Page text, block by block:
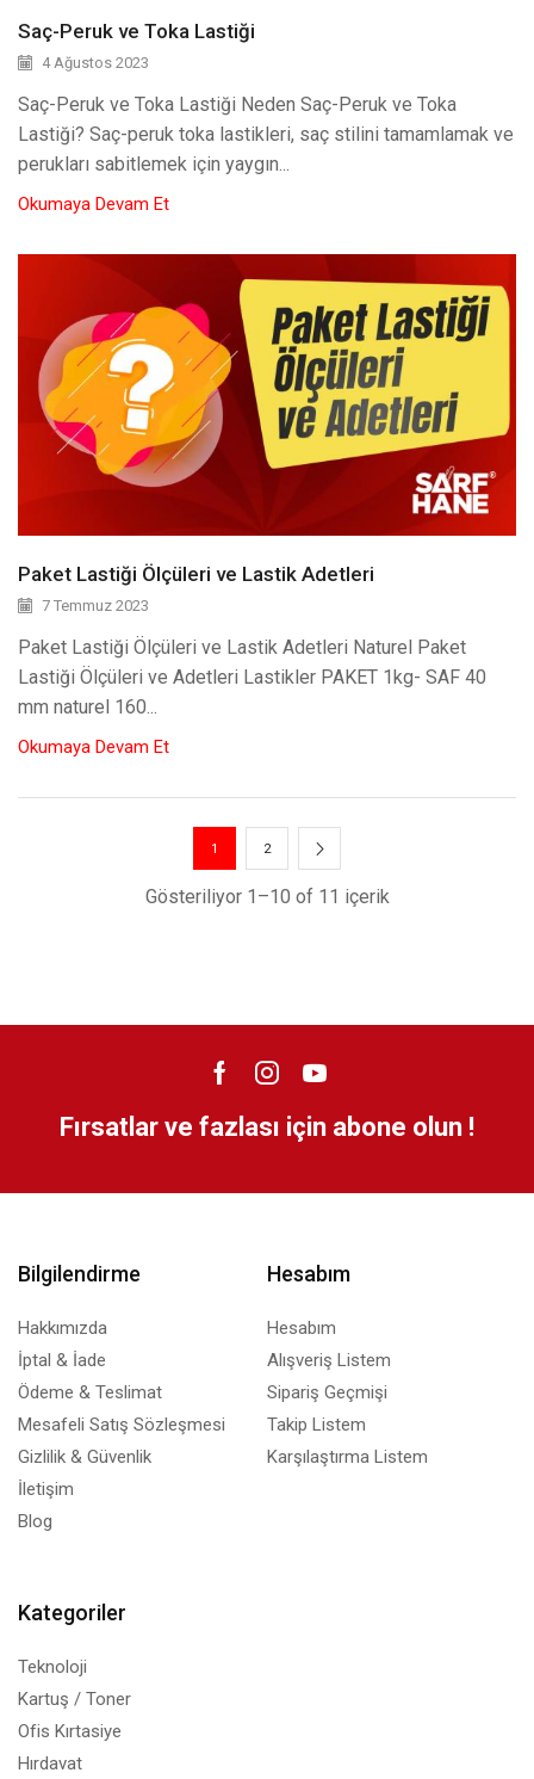
Saç-Peruk ve Toka Lastiği
4 Ağustos 2023
Saç-Peruk ve Toka Lastiği Neden Saç-Peruk ve Toka
Lastiği? Saç-peruk toka lastikleri, saç stilini tamamlamak ve
perukları sabitlemek için yaygın...
Okumaya Devam Et
Paket Lastiği Ölçüleri ve Lastik Adetleri
7 Temmuz 2023
Paket Lastiği Ölçüleri ve Lastik Adetleri Naturel Paket
Lastiği Ölçüleri ve Adetleri Lastikler PAKET 1kg- SAF 40
mm naturel 160...
Okumaya Devam Et
Gösteriliyor 1–10 of 11 içerik
1 2
Fırsatlar ve fazlası için abone olun !
Bilgilendirme
Hakkımızda
İptal & İade
Ödeme & Teslimat
Mesafeli Satış Sözleşmesi
Gizlilik & Güvenlik
İletişim
Blog
Hesabım
Hesabım
Alışveriş Listem
Sipariş Geçmişi
Takip Listem
Karşılaştırma Listem
Kategoriler
Teknoloji
Kartuş / Toner
Ofis Kırtasiye
Hırdavat